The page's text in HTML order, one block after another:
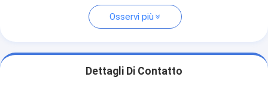
Osservi più
Dettagli Di Contatto